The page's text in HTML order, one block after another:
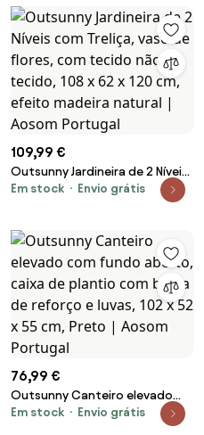
120x120x50 cm Madeira | Aosom
Portugal
109,99 €
Outsunny Jardineira de 2 Níveis
com Treliça, vaso de flores,
natural | Aosom Portugal
Em stock Envio grátis
76,99 €
Outsunny Canteiro elevado
com fundo aberto, caixa de
Em stock Envio grátis